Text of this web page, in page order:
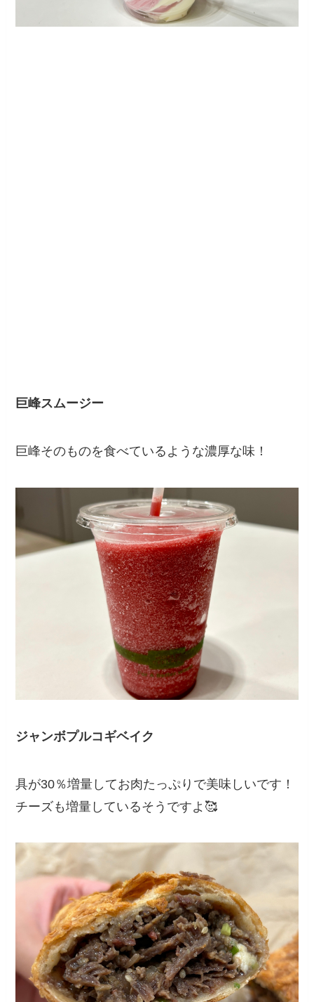
巨峰スムージー
巨峰そのものを食べているような濃厚な味！
ジャンボプルコギベイク
具が30％増量してお肉たっぷりで美味しいです！
チーズも増量しているそうですよ🥰